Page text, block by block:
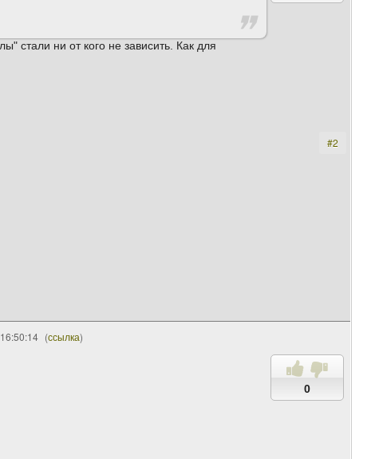
стали ни от кого не зависить. Как для
#2
(ссылка)
0